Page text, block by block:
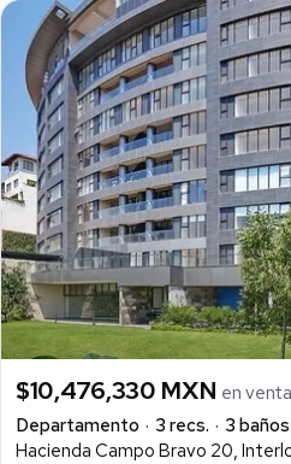
$10,476,330 MXN en venta
Departamento
3 recs. 3 baños
Hacienda Campo Bravo 20,